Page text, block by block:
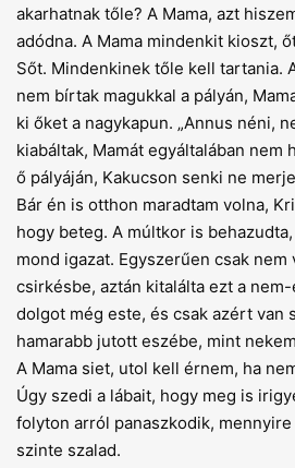
akarhatnak tőle? A Mama, azt
adódna. A Mama mindenkit kioszt,
Sőt. Mindenkinek tőle kell tartania.
nem bírtak magukkal a pályán,
ki őket a nagykapun. „Annus néni,
kiabáltak, Mamát egyáltalában nem
ő pályáján, Kakucson senki ne
Bár én is otthon maradtam volna,
hogy beteg. A múltkor is
mond igazat. Egyszerűen csak
csirkésbe, aztán kitalálta ezt a
dolgot még este, és csak azért van
hamarabb jutott eszébe, mint
A Mama siet, utol kell érnem, ha
Úgy szedi a lábait, hogy meg is
folyton arról panaszkodik,
szinte szalad.